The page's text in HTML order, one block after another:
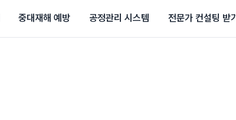
중대재해 예방 공정관리 시스템 전문가 컨설팅 받기